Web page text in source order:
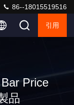
86--18015519516
引用
Price
品